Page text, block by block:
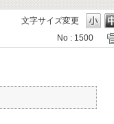
文字サイズ変更
No : 1500